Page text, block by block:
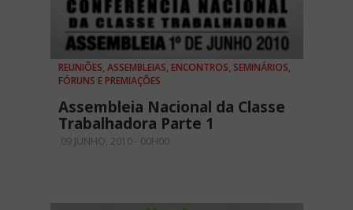
REUNIÕES, ASSEMBLEIAS, ENCONTROS, SEMINÁRIOS,
FÓRUNS E PREMIAÇÕES
Assembleia Nacional da Classe
Trabalhadora Parte 1
09 JUNHO, 2010 - 00H00